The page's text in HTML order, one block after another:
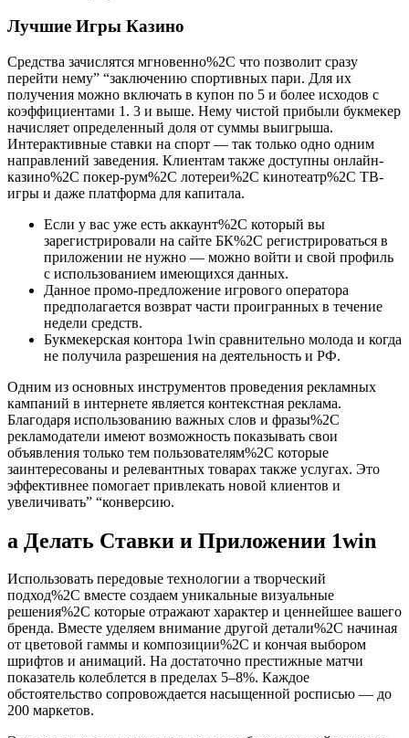
Лучшие Игры Казино
Средства зачислятся мгновенно%2C что позволит сразу
перейти нему” “заключению спортивных пари. Для их
получения можно включать в купон по 5 и более исходов с
коэффициентами 1. 3 и выше. Нему чистой прибыли букмекер
начисляет определенный доля от суммы выигрыша.
Интерактивные ставки на спорт ― так только одно одним
направлений заведения. Клиентам также доступны онлайн-
казино%2C покер-рум%2C лотереи%2C кинотеатр%2C ТВ-
игры и даже платформа для капитала.
Если у вас уже есть аккаунт%2C который вы
зарегистрировали на сайте БК%2C регистрироваться в
приложении не нужно — можно войти и свой профиль
с использованием имеющихся данных.
Данное промо-предложение игрового оператора
предполагается возврат части проигранных в течение
недели средств.
Букмекерская контора 1win сравнительно молода и когда
не получила разрешения на деятельность и РФ.
Одним из основных инструментов проведения рекламных
кампаний в интернете является контекстная реклама.
Благодаря использованию важных слов и фразы%2C
рекламодатели имеют возможность показывать свои
объявления только тем пользователям%2C которые
заинтересованы и релевантных товарах также услугах. Это
эффективнее помогает привлекать новой клиентов и
увеличивать” “конверсию.
а Делать Ставки и Приложении 1win
Использовать передовые технологии а творческий
подход%2C вместе создаем уникальные визуальные
решения%2C которые отражают характер и ценнейшее вашего
бренда. Вместе уделяем внимание другой детали%2C начиная
от цветовой гаммы и композиции%2C и кончая выбором
шрифтов и анимаций. На достаточно престижные матчи
показатель колеблется в пределах 5‒8%. Каждое
обстоятельство сопровождается насыщенной росписью — до
200 маркетов.